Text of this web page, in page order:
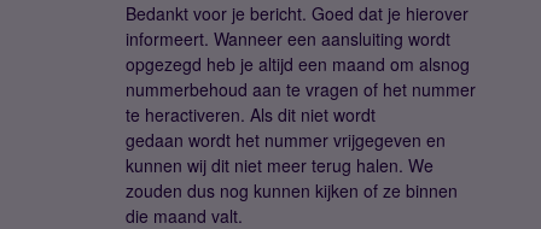
Bedankt voor je bericht. Goed dat je hierover
informeert. Wanneer een aansluiting wordt
opgezegd heb je altijd een maand om alsnog
nummerbehoud aan te vragen of het nummer
te heractiveren. Als dit niet wordt
gedaan wordt het nummer vrijgegeven en
kunnen wij dit niet meer terug halen. We
zouden dus nog kunnen kijken of ze binnen
die maand valt.